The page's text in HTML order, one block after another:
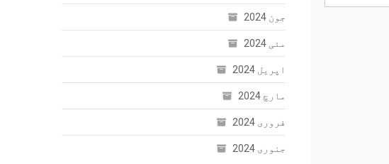
جون 2024
مئی 2024
اپریل 2024
مارچ 2024
فروری 2024
جنوری 2024